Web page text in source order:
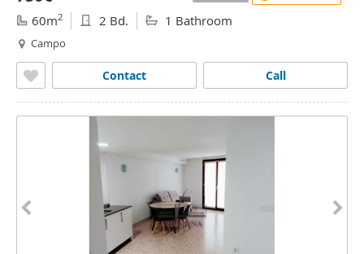
60m2 2 Bd. 1 Bathroom
Campo
Call
Contact